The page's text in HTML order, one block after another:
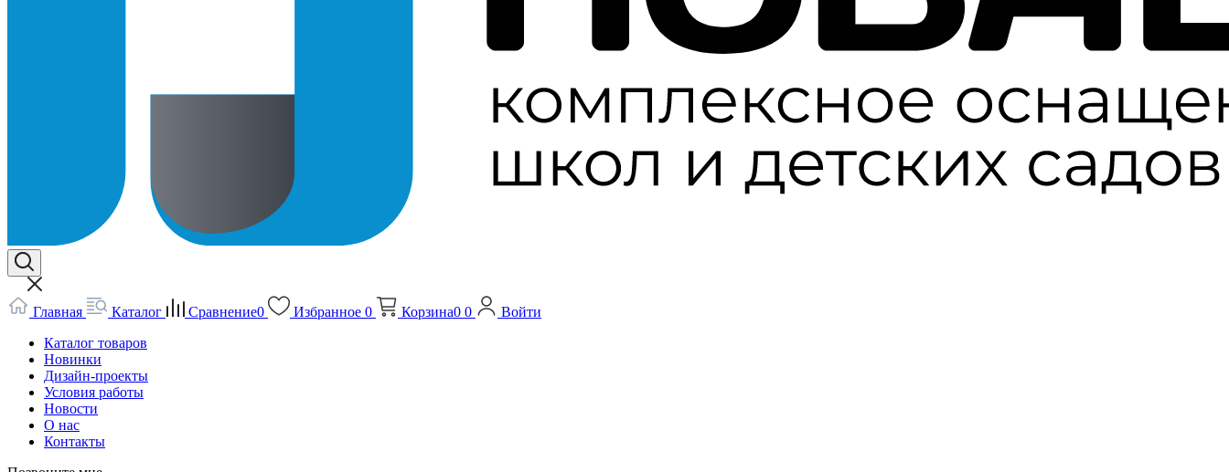
Главная Каталог Сравнение0 Избранное 0 Корзина0 0
Войти
Каталог товаров
Новинки
Дизайн-проекты
Условия работы
Новости
О нас
Контакты